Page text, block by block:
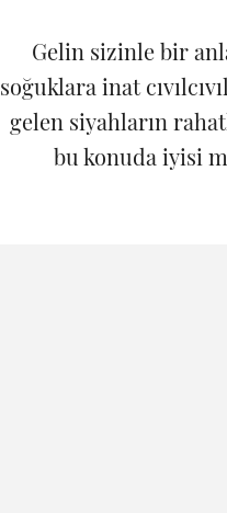
Gelin sizinle bir
soğuklara inat
gelen siyahların
bu konuda iyisi